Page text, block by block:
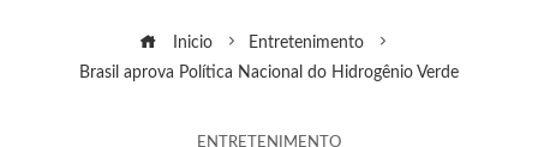
Inicio
Entretenimento
Brasil aprova Política Nacional do Hidrogênio Verde
ENTRETENIMENTO